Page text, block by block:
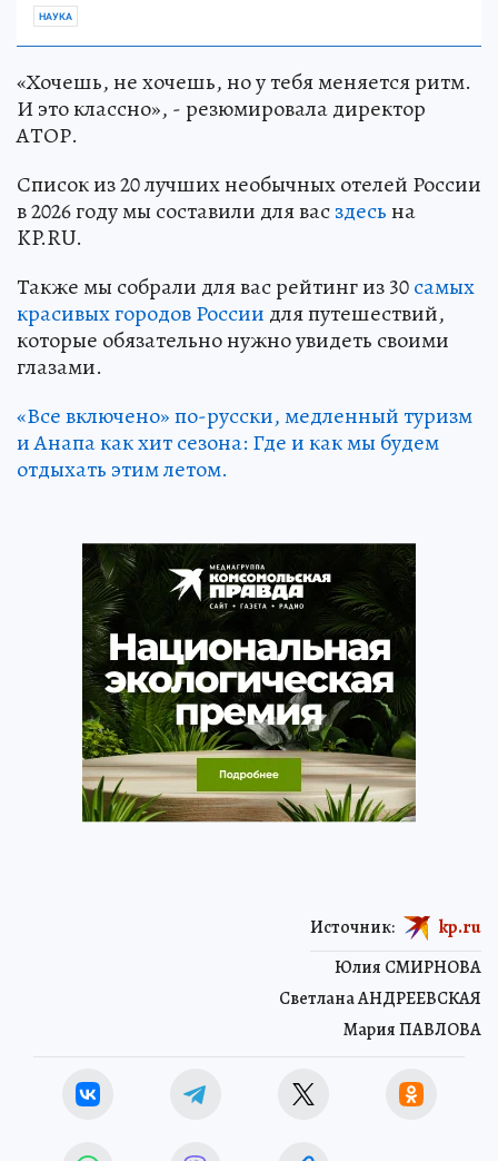
НАУКА
«Хочешь, не хочешь, но у тебя меняется ритм.
И это классно», - резюмировала директор
АТОР.
Список из 20 лучших необычных отелей России
в 2026 году мы составили для васздесьна
KP.RU.
Также мы собрали для вас рейтинг из 30самых
красивых городов России для путешествий,
которые обязательно нужно увидеть своими
глазами.
«Все включено» по-русски, медленный туризм
и Анапа как хит сезона: Где и как мы будем
отдыхать этим летом.
Юлия СМИРНОВА
Светлана АНДРЕЕВСКАЯ
Мария ПАВЛОВА
Источник: kp.ru